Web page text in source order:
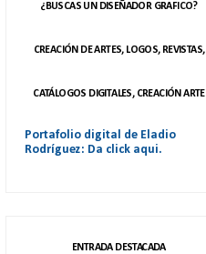
¿BUSCAS UN DISEÑADOR GRAFICO?
CREACIÓN DE ARTES, LOGOS, REVISTAS,
CATÁLOGOS DIGITALES, CREACIÓN ARTE
Portafolio digital de Eladio
Rodríguez: Da click aqui.
ENTRADA DESTACADA